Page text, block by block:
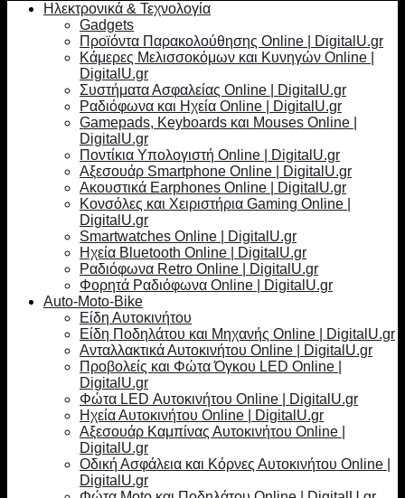
Ηλεκτρονικά & Τεχνολογία
Gadgets
Προϊόντα Παρακολούθησης Online | DigitalU.gr
Κάμερες Μελισσοκόμων και Κυνηγών Online |
DigitalU.gr
Συστήματα Ασφαλείας Online | DigitalU.gr
Ραδιόφωνα και Ηχεία Online | DigitalU.gr
Gamepads, Keyboards και Mouses Online |
DigitalU.gr
Ποντίκια Υπολογιστή Online | DigitalU.gr
Αξεσουάρ Smartphone Online | DigitalU.gr
Ακουστικά Earphones Online | DigitalU.gr
Κονσόλες και Χειριστήρια Gaming Online |
DigitalU.gr
Smartwatches Online | DigitalU.gr
Ηχεία Bluetooth Online | DigitalU.gr
Ραδιόφωνα Retro Online | DigitalU.gr
Φορητά Ραδιόφωνα Online | DigitalU.gr
Auto-Moto-Bike
Είδη Αυτοκινήτου
Είδη Ποδηλάτου και Μηχανής Online | DigitalU.gr
Ανταλλακτικά Αυτοκινήτου Online | DigitalU.gr
Προβολείς και Φώτα Όγκου LED Online |
DigitalU.gr
Φώτα LED Αυτοκινήτου Online | DigitalU.gr
Ηχεία Αυτοκινήτου Online | DigitalU.gr
Αξεσουάρ Καμπίνας Αυτοκινήτου Online |
DigitalU.gr
Οδική Ασφάλεια και Κόρνες Αυτοκινήτου Online |
DigitalU.gr